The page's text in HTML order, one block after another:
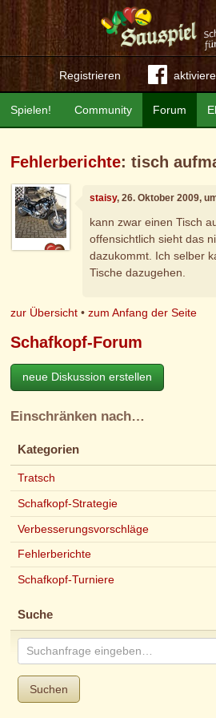
Registrieren
Community Forum
Spielen!
Fehlerberichte: tisch
staisy, 26. Oktober 2009,
kann zwar einen Tisch
offensichtlich sieht das
dazukommt. Ich selber
Tische dazugehen.
zur Übersicht •zum Anfang der Seite
Schafkopf-Forum
neue Diskussion erstellen
Einschränken nach…
Kategorien
Tratsch
Schafkopf-Strategie
Verbesserungsvorschläge
Fehlerberichte
Schafkopf-Turniere
Suche
Suchen